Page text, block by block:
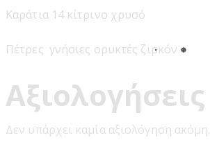
Καράτια 14 κίτρινο χρυσό
Πέτρες γνήσιες ορυκτές ζιρκόν
Αξιολογήσεις
Δεν υπάρχει καμία αξιολόγηση ακόμη.